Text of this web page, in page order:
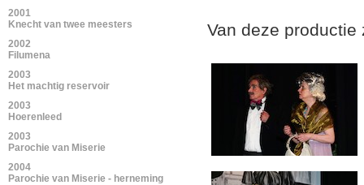
2001
Knecht van twee meesters
2002
Filumena
2003
Het machtig reservoir
2003
Hoerenleed
2003
Parochie van Miserie
2004
Parochie van Miserie - herneming
Van deze